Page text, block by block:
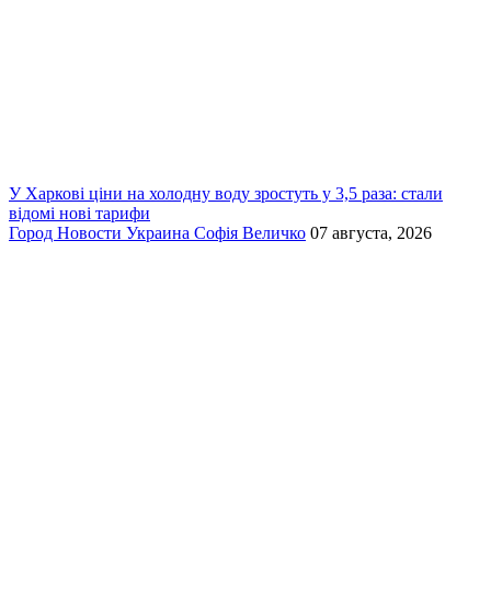
У Харкові ціни на холодну воду зростуть у 3,5 раза: стали
відомі нові тарифи
Город Новости Украина Софія Величко 07 августа, 2026